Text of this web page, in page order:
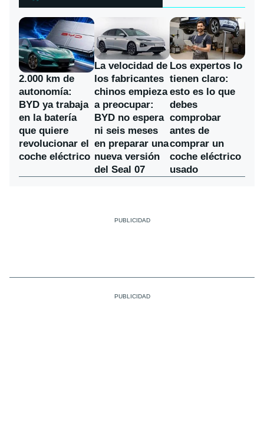
2.000 km de
autonomía:
BYD ya trabaja
en la batería
que quiere
revolucionar el
coche eléctrico
La velocidad de
los fabricantes
chinos empieza
a preocupar:
BYD no espera
ni seis meses
en preparar una
nueva versión
del Seal 07
Los expertos lo
tienen claro:
esto es lo que
debes
comprobar
antes de
comprar un
coche eléctrico
usado